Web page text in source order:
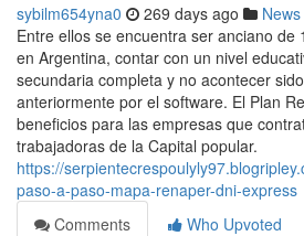
sybilm654yna0 269 days ago News
Entre ellos se encuentra ser anciano de
en Argentina, contar con un nivel
secundaria completa y no acontecer
anteriormente por el software. El Plan
beneficios para las empresas que
trabajadoras de la Capital popular.
https://
paso-a-paso-mapa-renaper-dni-express
Comments
Who Upvoted